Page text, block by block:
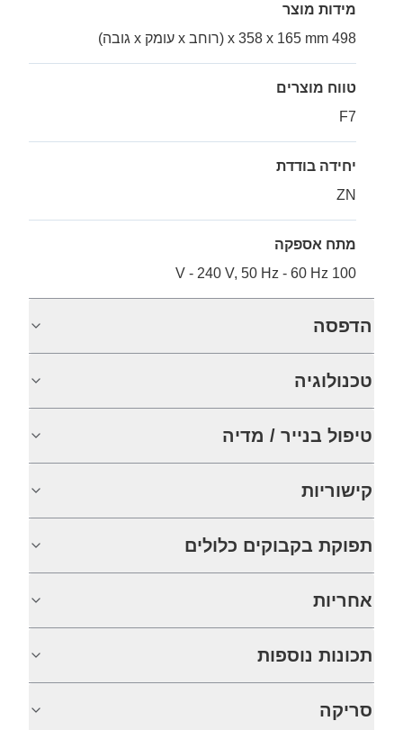
מידות מוצר
498 x 358 x 165 mm (רוחב x עומק x גובה)
טווח מוצרים
F7
יחידה בודדת
ZN
מתח אספקה
100 V - 240 V, 50 Hz - 60 Hz
הדפסה
טכנולוגיה
טיפול בנייר / מדיה
קישוריות
תפוקת בקבוקים כלולים
אחריות
תכונות נוספות
סריקה